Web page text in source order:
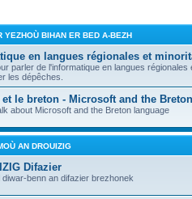
YEZHOÙ BIHAN ER BED A-BEZH
en langues régionales et
parler de l'informatique en langues
les dépêches.
le breton - Microsoft and the
about Microsoft and the Breton language
AN DROUIZIG
Difazier
diwar-benn an difazier brezhonek